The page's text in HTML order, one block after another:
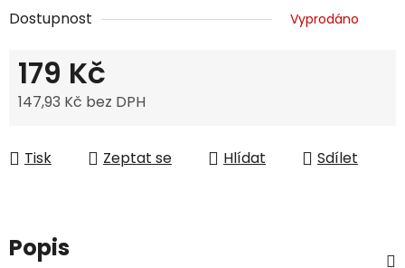
Dostupnost Vyprodáno
179 Kč
147,93 Kč bez DPH
Tisk
Zeptat se Hlídat Sdílet
Popis